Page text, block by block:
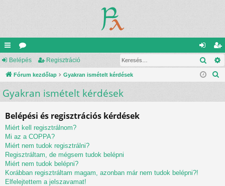
yo
rs
lin
k
ór
u
m
el
ép
eg
is
Belépés Regisztráció
Fórum kezdőlap Gyakran ismételt kérdések
Gyakran ismételt kérdések
Belépési és regisztrációs kérdések
Miért kell regisztrálnom?
Mi az a COPPA?
Miért nem tudok regisztrálni?
Regisztráltam, de mégsem tudok belépni
Miért nem tudok belépni?
Korábban regisztráltam magam, azonban már nem tudok belépni?!
Elfelejtettem a jelszavamat!